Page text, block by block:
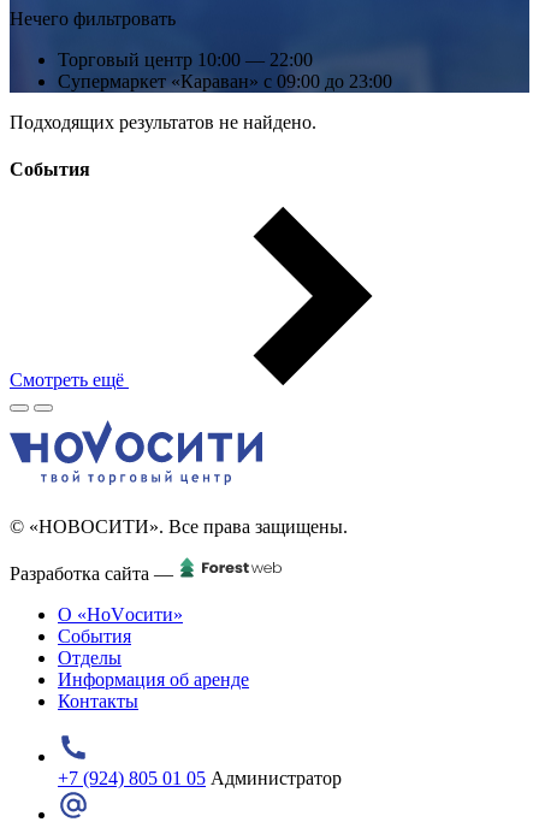
Нечего фильтровать
Торговый центр 10:00 — 22:00
Супермаркет «Караван» с 09:00 до 23:00
Подходящих результатов не найдено.
События
Смотреть ещё
© «НОВОСИТИ». Все права защищены.
Разработка сайта —
О «НоVосити»
События
Отделы
Информация об аренде
Контакты
+7 (924) 805 01 05 Администратор